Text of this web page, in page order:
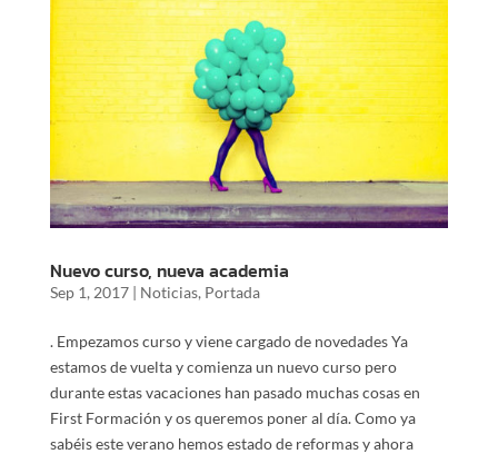
Nuevo curso, nueva academia
Sep 1, 2017| Noticias, Portada
. Empezamos curso y viene cargado de novedades Ya
estamos de vuelta y comienza un nuevo curso pero
durante estas vacaciones han pasado muchas cosas en
First Formación y os queremos poner al día. Como ya
sabéis este verano hemos estado de reformas y ahora